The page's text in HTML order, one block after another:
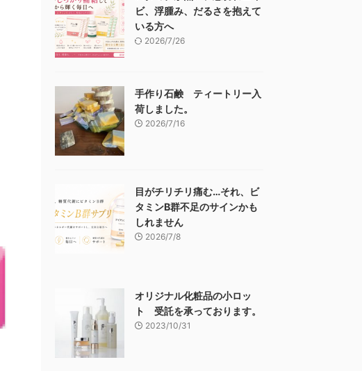
ビ、浮腫み、だるさを抱えて
いる方へ
2026/7/26
手作り石鹸 ティートリー入
荷しました。
2026/7/16
目がチリチリ痛む…それ、ビ
タミンB群不足のサインかも
しれません
2026/7/8
オリジナル化粧品の小ロッ
ト 受託を承っております。
2023/10/31